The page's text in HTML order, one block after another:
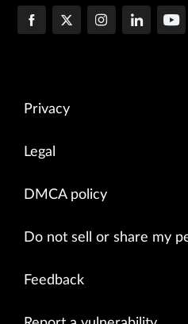
Privacy
Legal
DMCA policy
Do not sell or share my
Feedback